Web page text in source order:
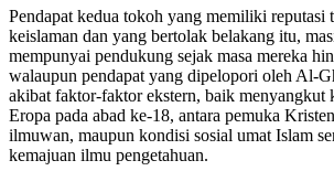
Pendapat kedua tokoh yang memiliki
keislaman dan yang bertolak belakang itu,
mempunyai pendukung sejak masa mereka
walaupun pendapat yang dipelopori oleh Al-
akibat faktor-faktor ekstern, baik
Eropa pada abad ke-18, antara pemuka
ilmuwan, maupun kondisi sosial umat Islam
kemajuan ilmu pengetahuan.